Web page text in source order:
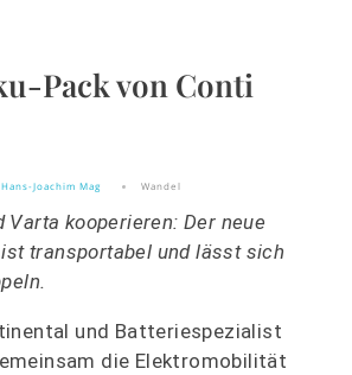
Pack von Conti
Hans-Joachim Mag Wandel
Varta kooperieren: Der neue
transportabel und lässt sich
und Batteriespezialist
die Elektromobilität